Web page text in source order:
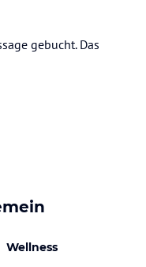
gebucht. Das
Wellness